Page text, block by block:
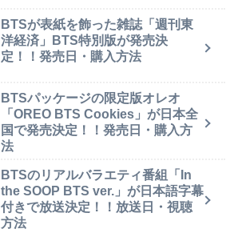
BTSが表紙を飾った雑誌「週刊東
洋経済」BTS特別版が発売決
定！！発売日・購入方法
BTSパッケージの限定版オレオ
「OREO BTS Cookies」が日本全
国で発売決定！！発売日・購入方
法
BTSのリアルバラエティ番組「In
the SOOP BTS ver.」が日本語字幕
付きで放送決定！！放送日・視聴
方法